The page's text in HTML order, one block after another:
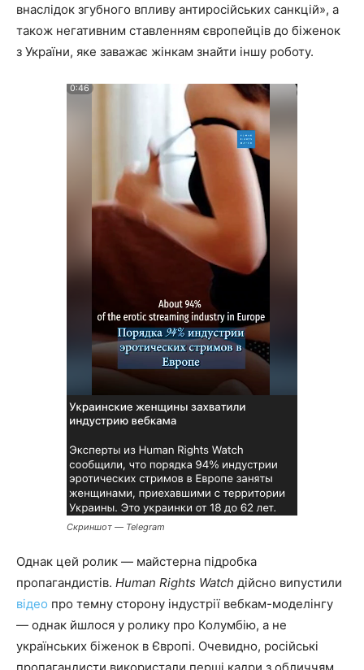
внаслідок згубного впливу антиросійських санкцій», а
також негативним ставленням європейців до біженок
з України, яке заважає жінкам знайти іншу роботу.
Скриншот — Telegram
Однак цей ролик — майстерна підробка
пропагандистів. Human Rights Watch дійсно випустили
відео про темну сторону індустрії вебкам-моделінгу
— однак йшлося у ролику про Колумбію, а не
українських біженок в Європі. Очевидно, російські